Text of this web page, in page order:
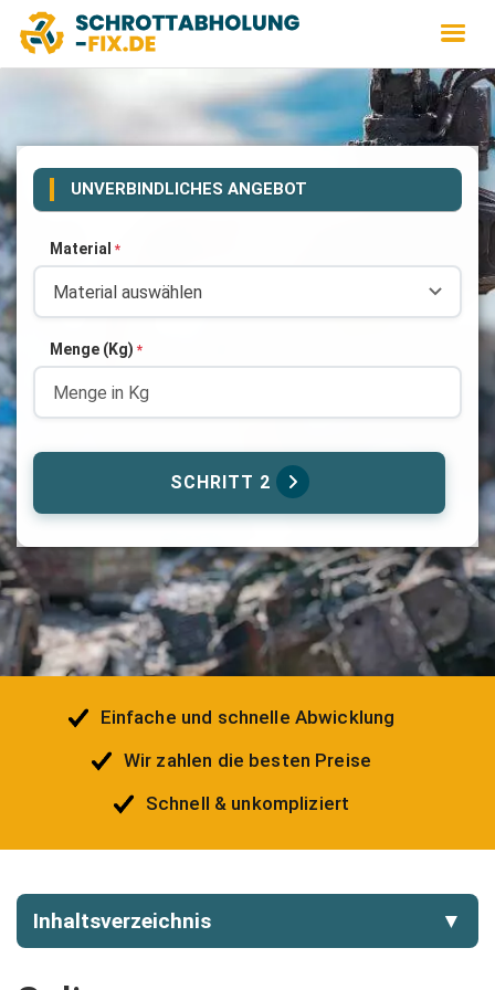
UNVERBINDLICHES ANGEBOT
Material *
Menge (Kg) *
SCHRITT 2
Einfache und schnelle Abwicklung
Wir zahlen die besten Preise
Schnell & unkompliziert
Inhaltsverzeichnis ▼